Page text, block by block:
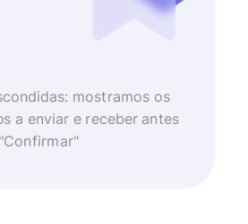
mostramos os
a enviar e receber antes